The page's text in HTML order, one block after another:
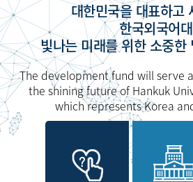
대한민국을 대표하고
한국외국어
빛나는 미래를 위한 소중한
The development fund will serve
the shining future of Hankuk
which represents Korea